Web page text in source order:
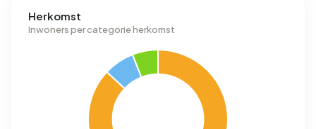
Herkomst
Inwoners per categorie herkomst